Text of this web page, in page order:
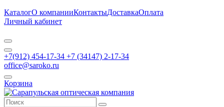
КаталогО компанииКонтактыДоставкаОплата
Личный кабинет
+7(912) 454-17-34 +7 (34147) 2-17-34
office@saroko.ru
Корзина